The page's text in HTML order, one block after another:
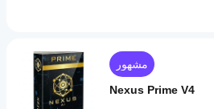
مشهور
Nexus Prime V4